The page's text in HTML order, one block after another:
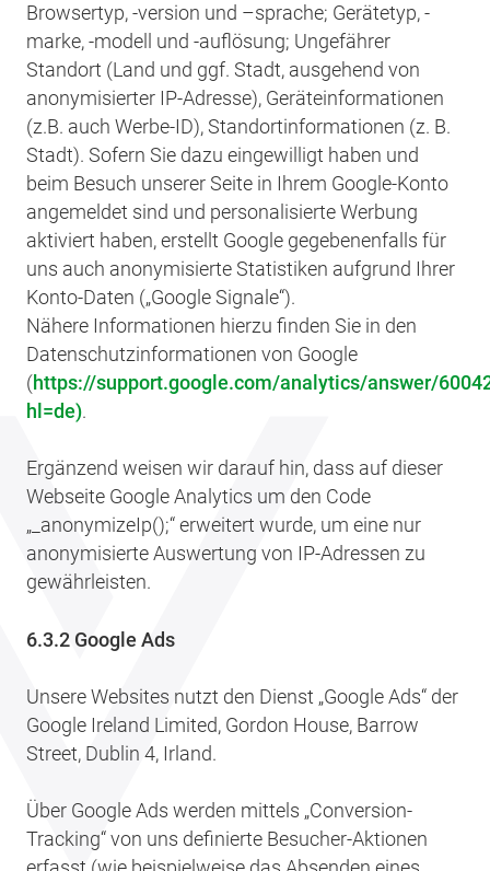
Browsertyp, -version und –sprache; Gerätetyp, -
marke, -modell und -auflösung; Ungefährer
Standort (Land und ggf. Stadt, ausgehend von
anonymisierter IP-Adresse), Geräteinformationen
(z.B. auch Werbe-ID), Standortinformationen (z. B.
Stadt). Sofern Sie dazu eingewilligt haben und
beim Besuch unserer Seite in Ihrem Google-Konto
angemeldet sind und personalisierte Werbung
aktiviert haben, erstellt Google gegebenenfalls für
uns auch anonymisierte Statistiken aufgrund Ihrer
Konto-Daten („Google Signale“).
Nähere Informationen hierzu finden Sie in den
Datenschutzinformationen von Google
(https://support.google.com/analytics/answer/
hl=de).
Ergänzend weisen wir darauf hin, dass auf dieser
Webseite Google Analytics um den Code
„_anonymizeIp();“ erweitert wurde, um eine nur
anonymisierte Auswertung von IP-Adressen zu
gewährleisten.
6.3.2 Google Ads
Unsere Websites nutzt den Dienst „Google Ads“ der
Google Ireland Limited, Gordon House, Barrow
Street, Dublin 4, Irland.
Über Google Ads werden mittels „Conversion-
Tracking“ von uns definierte Besucher-Aktionen